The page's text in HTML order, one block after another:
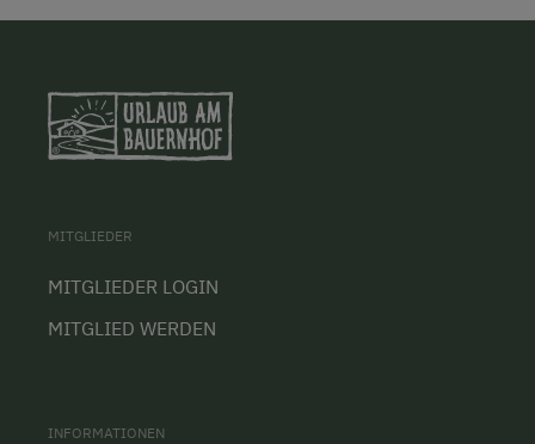
MITGLIEDER
MITGLIEDER LOGIN
MITGLIED WERDEN
INFORMATIONEN